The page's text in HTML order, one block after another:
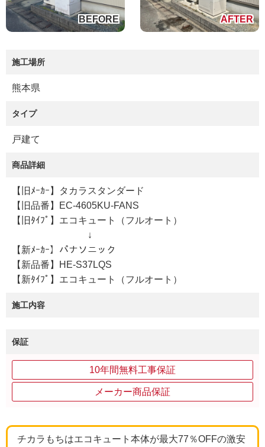
施工場所
熊本県
タイプ
戸建て
商品詳細
【旧ﾒｰｶｰ】タカラスタンダード
【旧品番】EC-4605KU-FANS
【旧ﾀｲﾌﾟ】エコキュート（フルオート）
↓
【新ﾒｰｶｰ】パナソニック
【新品番】HE-S37LQS
【新ﾀｲﾌﾟ】エコキュート（フルオート）
施工内容
保証
10年間無料工事保証
メーカー商品保証
チカラもちはエコキュート本体が最大77％OFFの激安